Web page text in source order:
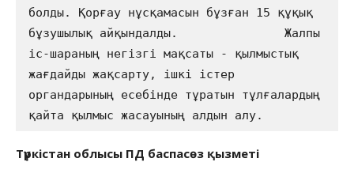
болды. Қорғау нұсқамасын бұзған 15 құқық
бұзушылық айқындалды.               Жалпы
іс-шараның негізгі мақсаты - қылмыстық
жағдайды жақсарту, ішкі істер
органдарының есебінде тұратын тұлғалардың
қайта қылмыс жасауының алдын алу.
Түркістан облысы ПД баспасөз қызметі